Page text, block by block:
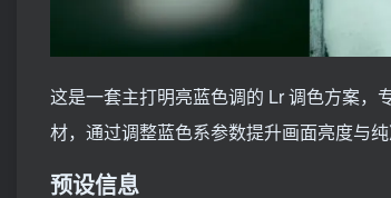
这是一套主打明亮蓝色调的 Lr 调色方案，
材，通过调整蓝色系参数提升画面亮度与
预设信息